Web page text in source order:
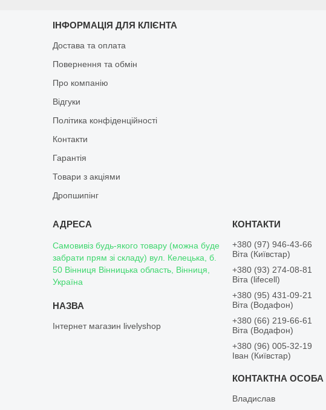
ІНФОРМАЦІЯ ДЛЯ КЛІЄНТА
Достава та оплата
Повернення та обмін
Про компанію
Відгуки
Політика конфіденційності
Контакти
Гарантія
Товари з акціями
Дропшипінг
Самовивіз будь-якого товару (можна буде
забрати прям зі складу) вул. Келецька, б.
50 Вінниця Вінницька область, Вінниця,
Україна
Інтернет магазин livelyshop
+380 (97) 946-43-66
Віта (Київстар)
+380 (93) 274-08-81
Віта (lifecell)
+380 (95) 431-09-21
Віта (Водафон)
+380 (66) 219-66-61
Віта (Водафон)
+380 (96) 005-32-19
Іван (Київстар)
Владислав